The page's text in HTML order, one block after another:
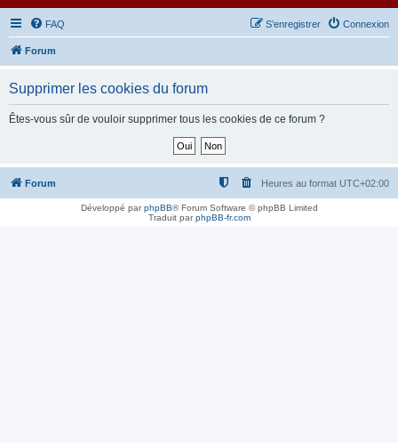
FAQ Connexion
S’enregistrer
Forum
Supprimer les cookies du forum
Êtes-vous sûr de vouloir supprimer tous les cookies de ce forum ?
Forum Heures au format UTC+02:00
Développé parphpBB® Forum Software © phpBB Limited
Traduit parphpBB-fr.com